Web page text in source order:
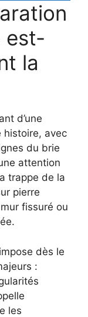
est-
la
d’une
histoire, avec
du brie
attention
trappe de la
pierre
fissuré ou
dès le
:
les